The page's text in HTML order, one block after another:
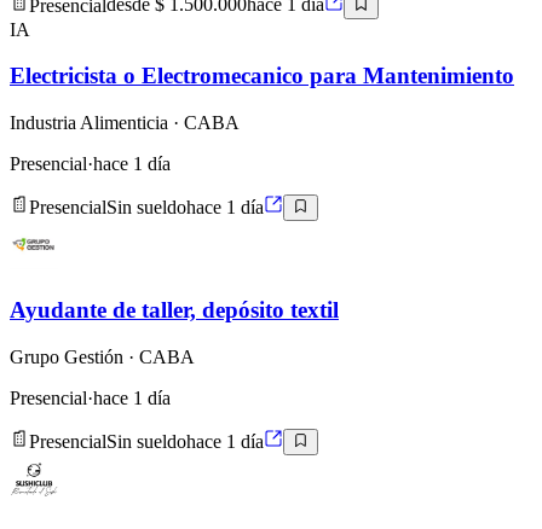
Presencialdesde $ 1.500.000hace 1 día
IA
Electricista o Electromecanico para Mantenimiento
Industria Alimenticia · CABA
Presencial·hace 1 día
PresencialSin sueldohace 1 día
Ayudante de taller, depósito textil
Grupo Gestión · CABA
Presencial·hace 1 día
PresencialSin sueldohace 1 día